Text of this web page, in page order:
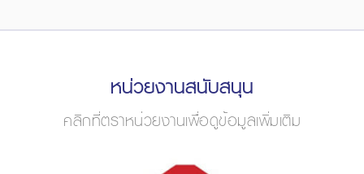
หน่วยงานสนับสนุน
คลิกที่ตราหน่วยงานเพื่อดูข้อมูลเพิ่มเติม